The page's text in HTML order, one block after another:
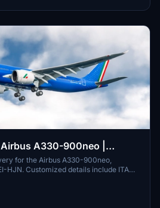
A330-900neo |
for the Airbus A330-900neo,
HJN. Customized details include ITA
and refined color tones.
your flight simulation experience